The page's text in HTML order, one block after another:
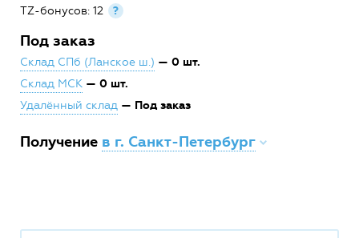
TZ-бонусов: 12 ?
Под заказ
Склад СПб (Ланское ш.) — 0 шт.
Склад МСК — 0 шт.
Удалённый склад — Под заказ
Получение в г. Санкт-Петербург